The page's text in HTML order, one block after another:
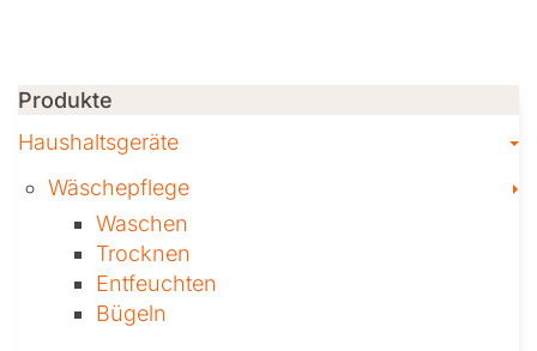
Produkte
Haushaltsgeräte
Wäschepflege
Waschen
Trocknen
Ent­feuch­ten
Bügeln